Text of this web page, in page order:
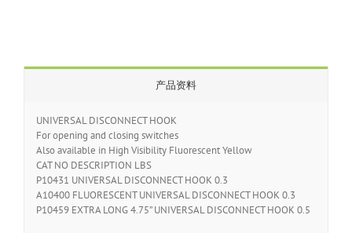
产品资料
UNIVERSAL DISCONNECT HOOK
For opening and closing switches
Also available in High Visibility Fluorescent Yellow
CAT NO DESCRIPTION LBS
P10431 UNIVERSAL DISCONNECT HOOK 0.3
A10400 FLUORESCENT UNIVERSAL DISCONNECT HOOK 0.3
P10459 EXTRA LONG 4.75” UNIVERSAL DISCONNECT HOOK 0.5